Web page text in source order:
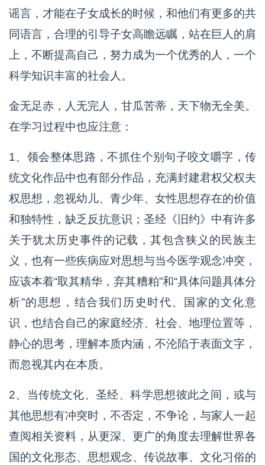
谣言，才能在子女成长的时候，和他们有更多的共
同语言，合理的引导子女高瞻远瞩，站在巨人的肩
上，不断提高自己，努力成为一个优秀的人，一个
科学知识丰富的社会人。
金无足赤，人无完人，甘瓜苦蒂，天下物无全美。
在学习过程中也应注意：
1、领会整体思路，不抓住个别句子咬文嚼字，传
统文化作品中也有部分作品，充满封建君权父权夫
权思想，忽视幼儿、青少年、女性思想存在的价值
和独特性，缺乏反抗意识；圣经《旧约》中有许多
关于犹太历史事件的记载，其包含狭义的民族主
义，也有一些疾病应对思想与当今医学观念冲突，
应该本着“取其精华，弃其糟粕”和“具体问题具体分
析”的思想，结合我们历史时代、国家的文化意
识，也结合自己的家庭经济、社会、地理位置等，
静心的思考，理解本质内涵，不沦陷于表面文字，
而忽视其内在本质。
2、当传统文化、圣经、科学思想彼此之间，或与
其他思想有冲突时，不否定，不争论，与家人一起
查阅相关资料，从更深、更广的角度去理解世界各
国的文化形态、思想观念、传说故事、文化习俗的